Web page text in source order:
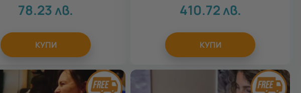
78.23лв.
КУПИ
410.72лв.
КУПИ